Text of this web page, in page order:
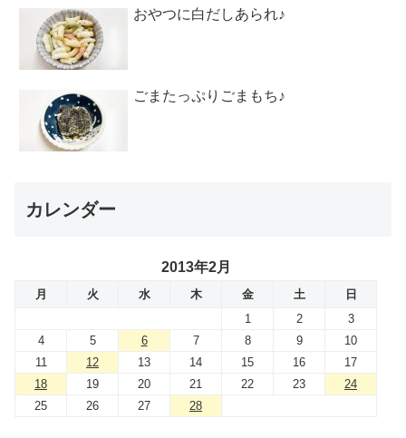
おやつに白だしあられ♪
ごまたっぷりごまもち♪
カレンダー
2013年2月
月 火 水 木 金 土
日
1
2
3
4
5 6 7 8 9
10
11
12 13 14 15 16
17
18
19 20 21 22 23
24
25
26 27 28